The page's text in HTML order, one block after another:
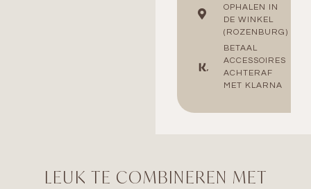
OPHALEN IN
DE WINKEL
(ROZENBURG)
BETAAL
ACCESSOIRES
ACHTERAF
MET KLARNA
LEUK TE COMBINEREN MET